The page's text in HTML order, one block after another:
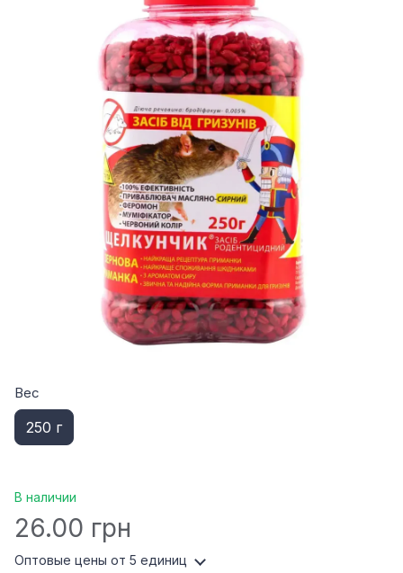
Вес
250 г
В наличии
26.00 грн
Оптовые цены от 5 единиц